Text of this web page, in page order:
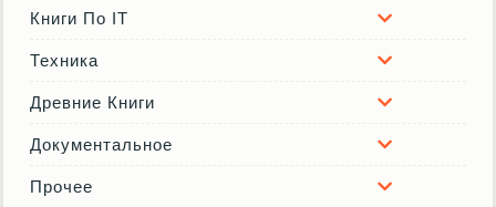
Книги По IT
Техника
Древние Книги
Документальное
Прочее